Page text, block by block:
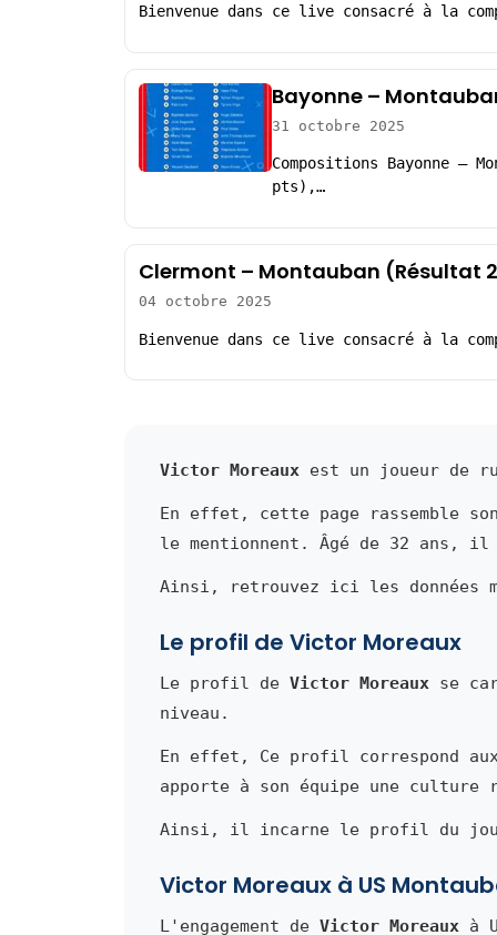
Bienvenue dans ce live consacré à la
Bayonne –
31 octobre 2025
Compositions Bayonne –
pts),…
Clermont – Montauban (Résultat
04 octobre 2025
Bienvenue dans ce live consacré à la
Victor Moreaux est un joueur de
En effet, cette page rassemble
le mentionnent. Âgé de 32 ans,
Ainsi, retrouvez ici les données
Le profil de Victor Moreaux
Le profil de Victor Moreaux se
niveau.
En effet, Ce profil correspond
apporte à son équipe une culture
Ainsi, il incarne le profil du
Victor Moreaux à US
L'engagement de Victor Moreaux à